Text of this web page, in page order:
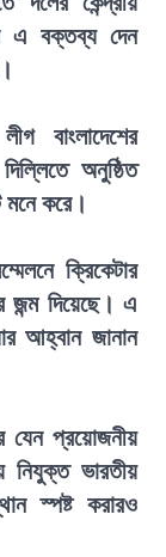
এ বক্তব্য দেন
বাংলাদেশের
অনুষ্ঠিত
মনে করে।
ক্রিকেটার
জন্ম দিয়েছে। এ
আহ্বান জানান
যেন প্রয়োজনীয়
নিযুক্ত ভারতীয়
স্পষ্ট করারও